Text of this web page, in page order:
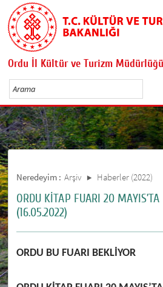
Ordu İl Kültür ve Turizm Müdürlüğü
Neredeyim : Arşiv Haberler (2022)
ORDU KİTAP FUARI 20
(16.05.2022)
ORDU BU FUARI BEKLİYOR